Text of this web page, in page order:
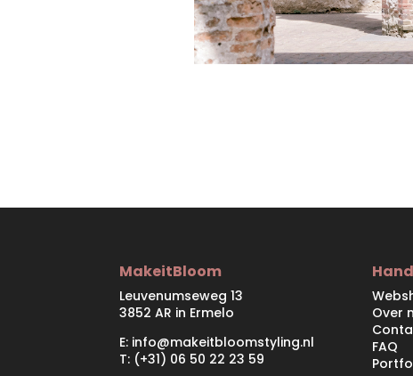
MakeitBloom
Leuvenumseweg 13
3852 AR in Ermelo
E: info@makeitbloomstyling.nl
T: (+31) 06 50 22 23 59
Over
FAQ